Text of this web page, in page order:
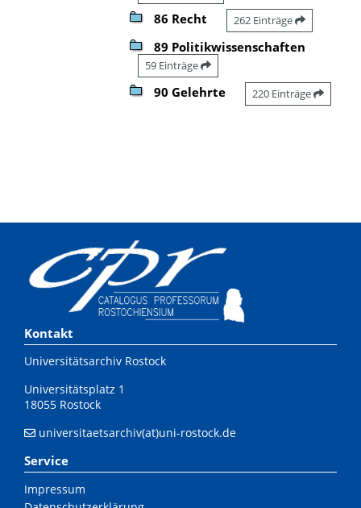
86 Recht 262 Einträge
89 Politikwissenschaften
59 Einträge
90 Gelehrte 220 Einträge
Kontakt
Universitätsarchiv Rostock
Universitätsplatz 1
18055 Rostock
universitaetsarchiv(at)uni-rostock.de
Service
Impressum